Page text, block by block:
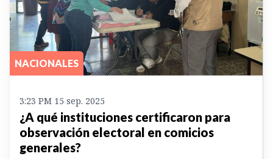
NACIONALES
3:23 PM 15 sep. 2025
¿A qué instituciones certificaron para
observación electoral en comicios
generales?